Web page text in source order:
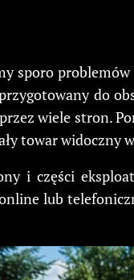
sporo
do
wiele stron.
towar widoczny
i części
lub